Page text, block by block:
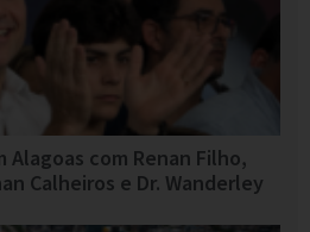
Alagoas com Renan Filho,
Calheiros e Dr. Wanderley